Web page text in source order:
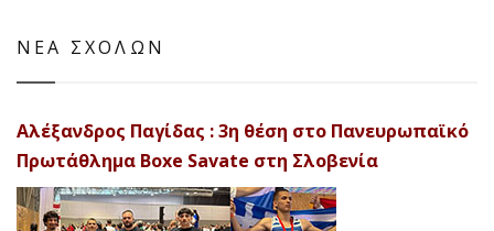
ΝΕΑ ΣΧΟΛΩΝ
Αλέξανδρος Παγίδας : 3η θέση στο Πανευρωπαϊκό
Πρωτάθλημα Boxe Savate στη Σλοβενία